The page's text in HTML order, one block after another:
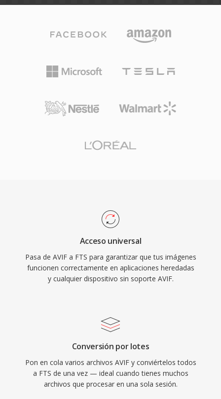
Acceso universal
Pasa de AVIF a FTS para garantizar que tus imágenes
funcionen correctamente en aplicaciones heredadas
y cualquier dispositivo sin soporte AVIF.
Conversión por lotes
Pon en cola varios archivos AVIF y conviértelos todos
a FTS de una vez — ideal cuando tienes muchos
archivos que procesar en una sola sesión.